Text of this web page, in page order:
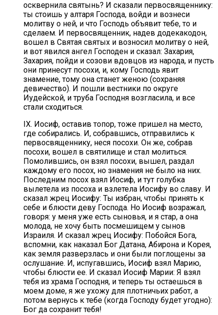
осквернила святынь? И сказали первосвященнику:
ты стоишь у алтаря Господа, войди и вознеси
молитву о ней, и что Господь объявит тебе, то и
сделаем. И первосвященник, надев додекакодон,
вошел в Святая святых и возносил молитву о ней,
и вот явился ангел Господен и сказал: Захария,
Захария, пойди и созови вдовцов из народа, и пусть
они принесут посохи, и, кому Господь явит
знамение, тому она станет женою (сохраняя
девичество). И пошли вестники по округе
Иудейской, и труба Господня возгласила, и все
стали сходиться.
IX. Иосиф, оставив топор, тоже пришел на место,
где собирались. И, собравшись, отправились к
первосвященнику, неся посохи. Он же, собрав
посохи, вошел в святилище и стал молиться.
Помолившись, он взял посохи, вышел, раздал
каждому его посох, но знамения не было на них.
Последним посох взял Иосиф, и тут голубка
вылетела из посоха и взлетела Иосифу во славу. И
сказал жрец Иосифу: Ты избран, чтобы принять к
себе и блюсти деву Господа. Но Иосиф возражал,
говоря: у меня уже есть сыновья, и я стар, а она
молода, не хочу быть посмешищем у сынов
Израиля. И сказал жрец Иосифу: Побойся Бога,
вспомни, как наказал Бог Датана, Абирона и Корея,
как земля разверзлась и они были поглощены за
ослушание. И, испугавшись, Иосиф взял Марию,
чтобы блюсти ее. И сказал Иосиф Марии: Я взял
тебя из храма Господня, и теперь ты остаешься в
моем доме, я же ухожу для плотничьих работ, а
потом вернусь к тебе (когда Господу будет угодно):
Бог да сохранит тебя!